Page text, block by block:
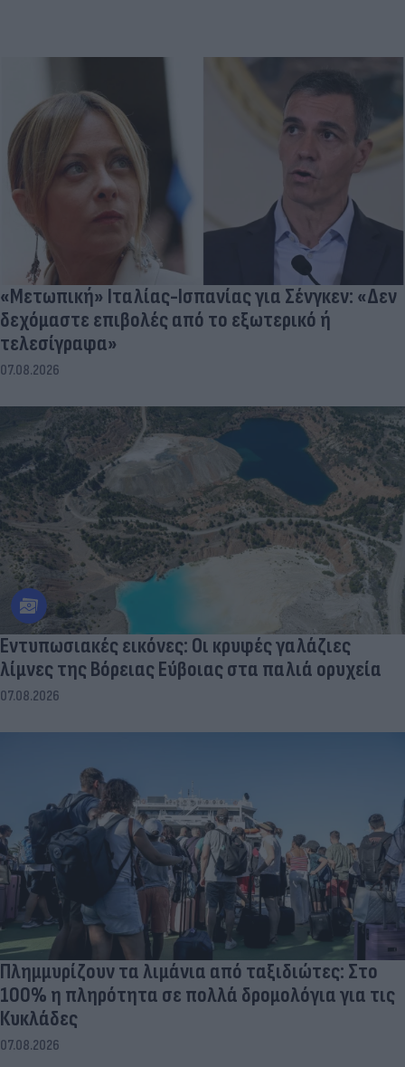
«Μετωπική» Ιταλίας-Ισπανίας για Σένγκεν: «Δεν
δεχόμαστε επιβολές από το εξωτερικό ή
τελεσίγραφα»
07.08.2026
Εντυπωσιακές εικόνες: Οι κρυφές γαλάζιες
λίμνες της Βόρειας Εύβοιας στα παλιά ορυχεία
07.08.2026
Πλημμυρίζουν τα λιμάνια από ταξιδιώτες: Στο
100% η πληρότητα σε πολλά δρομολόγια για τις
Κυκλάδες
07.08.2026